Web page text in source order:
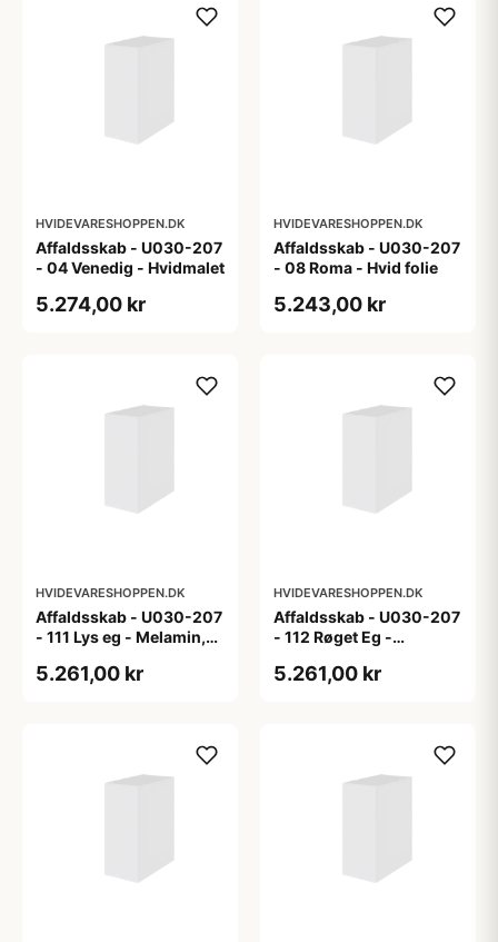
HVIDEVARESHOPPEN.DK
Affaldsskab - U030-207
- 04 Venedig - Hvidmalet
5.274,00 kr
HVIDEVARESHOPPEN.DK
Affaldsskab - U030-207
- 08 Roma - Hvid folie
5.243,00 kr
HVIDEVARESHOPPEN.DK
Affaldsskab - U030-207
- 111 Lys eg - Melamin,
5.261,00 kr
HVIDEVARESHOPPEN.DK
Affaldsskab - U030-207
- 112 Røget Eg -
5.261,00 kr